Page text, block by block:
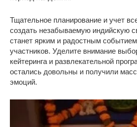
Тщательное планирование и учет
создать незабываемую индийскую
станет ярким и радостным
участников. Уделите внимание
кейтеринга и развлекательной
остались довольны и получили
эмоций.